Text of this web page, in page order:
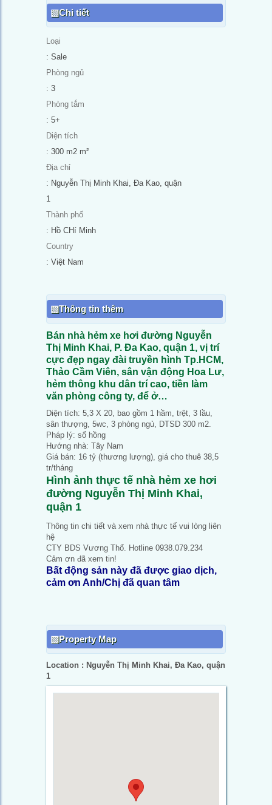
Chi tiết
Loại
: Sale
Phòng ngủ
: 3
Phòng tắm
: 5+
Diện tích
: 300 m2 m²
Địa chỉ
: Nguyễn Thị Minh Khai, Đa Kao, quận
1
Thành phố
: Hồ CHí Minh
Country
: Việt Nam
Thông tin thêm
Bán nhà hẻm xe hơi đường Nguyễn
Thị Minh Khai, P. Đa Kao, quận 1, vị trí
cực đẹp ngay đài truyền hình Tp.HCM,
Thảo Cầm Viên, sân vận động Hoa Lư,
hẻm thông khu dân trí cao, tiền làm
văn phòng công ty, để ở…
Diện tích: 5,3 X 20, bao gồm 1 hầm, trệt, 3 lầu,
sân thượng, 5wc, 3 phòng ngủ, DTSD 300 m2.
Pháp lý: sổ hồng
Hướng nhà: Tây Nam
Giá bán: 16 tỷ (thương lượng), giá cho thuê 38,5
tr/tháng
Hình ảnh thực tế nhà hẻm xe hơi
đường Nguyễn Thị Minh Khai,
quận 1
Thông tin chi tiết và xem nhà thực tế vui lòng liên
hệ
CTY BDS Vương Thổ. Hotline 0938.079.234
Cảm ơn đã xem tin!
Bất động sản này đã được giao dịch,
cảm ơn Anh/Chị đã quan tâm
Property Map
Location : Nguyễn Thị Minh Khai, Đa Kao, quận
1